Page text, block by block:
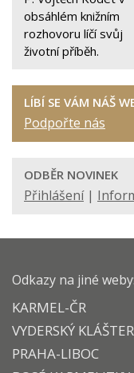
obsáhlém knižním
rozhovoru líčí svůj
životní příběh.
LÍBÍ SE VÁM NÁŠ
Podpořte nás
ODBĚR NOVINEK
Přihlášení|
Odkazy na jiné weby:
KARMEL-ČR
VYDERSKÝ KLÁŠTER
PRAHA-LIBOC